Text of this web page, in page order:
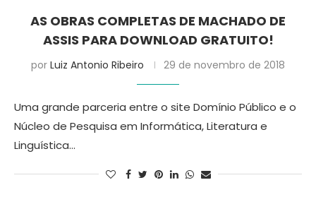
AS OBRAS COMPLETAS DE MACHADO DE
ASSIS PARA DOWNLOAD GRATUITO!
por Luiz Antonio Ribeiro 29 de novembro de 2018
Uma grande parceria entre o site Domínio Público e o
Núcleo de Pesquisa em Informática, Literatura e
Linguística…